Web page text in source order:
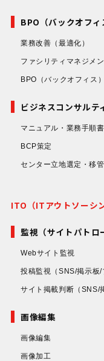
BPO（バックオフ
業務改善 （最適化）
ファシリティマネジメン
BPO（バックオフィス
ビジネスコンサルテ
マニュアル・業務手順
BCP策定
センター立地選定・移
ITO（ITアウトソーシン
監視（サイトパトロ
Webサイト監視
投稿監視 （SNS/掲示板/
サイト掲載判断 （SNS/
画像編集
画像編集
画像加工